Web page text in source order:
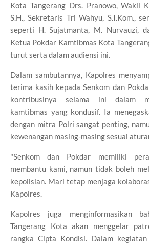
Kota Tangerang Drs. Pranowo, Wakil
S.H., Sekretaris Tri Wahyu, S.I.Kom.,
seperti H. Sujatmanta, M. Nurvauzi,
Ketua Pokdar Kamtibmas Kota
turut serta dalam audiensi ini.
Dalam sambutannya, Kapolres
terima kasih kepada Senkom dan
kontribusinya selama ini dalam
kamtibmas yang kondusif. Ia
dengan mitra Polri sangat penting,
kewenangan masing-masing sesuai
"Senkom dan Pokdar memiliki
membantu kami, namun tidak boleh
kepolisian. Mari tetap menjaga
Kapolres.
Kapolres juga menginformasikan
Tangerang Kota akan menggelar
rangka Cipta Kondisi. Dalam